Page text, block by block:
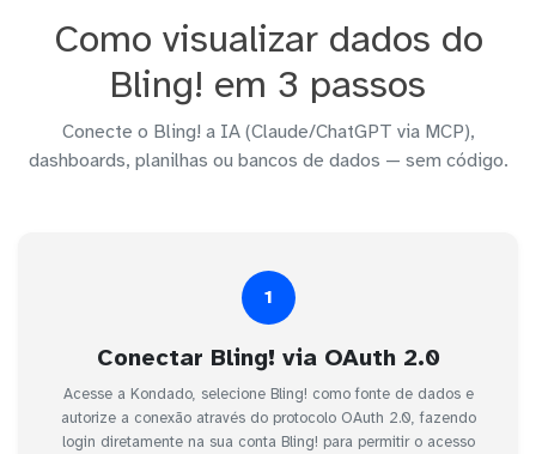
Como visualizar dados do
Bling! em 3 passos
Conecte o Bling! a IA (Claude/ChatGPT via MCP),
dashboards, planilhas ou bancos de dados — sem código.
1
Conectar Bling! via OAuth 2.0
Acesse a Kondado, selecione Bling! como fonte de dados e
autorize a conexão através do protocolo OAuth 2.0, fazendo
login diretamente na sua conta Bling! para permitir o acesso